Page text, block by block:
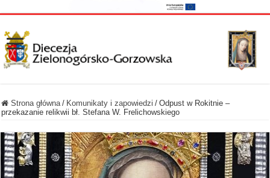
Strona główna / Komunikaty i zapowiedzi / Odpust w Rokitnie –
przekazanie relikwii bł. Stefana W. Frelichowskiego